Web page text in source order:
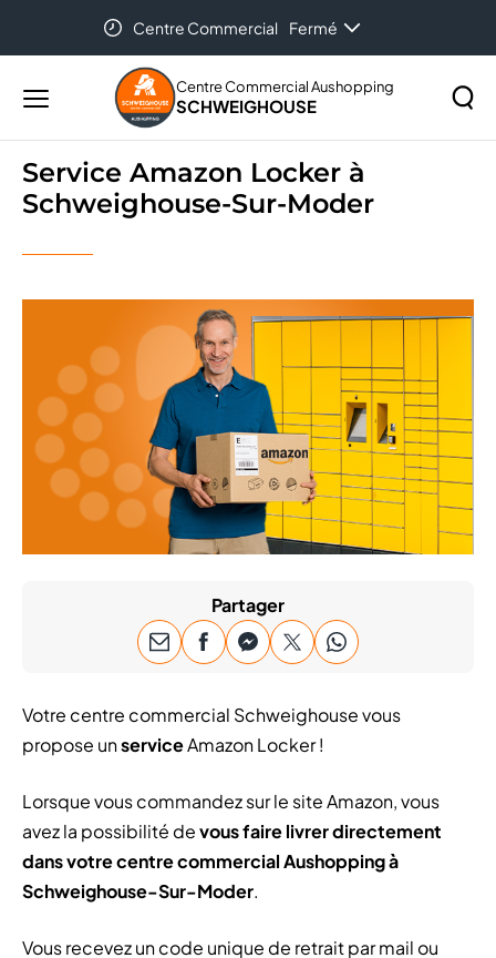
Centre Commercial Fermé
Menu
principal
Centre Commercial Aushopping
SCHWEIGHOUSE
sur
le
...
Service Amazon Locker à Schweighouse-
Service Amazon Locker à
Schweighouse-Sur-Moder
Partager
Votre centre commercial Schweighouse vous
propose unserviceAmazon Locker !
Lorsque vous commandez sur le site Amazon, vous
avez la possibilité devous faire livrer directement
dans votre centre commercial Aushopping à
Schweighouse-Sur-Moder.
Vous recevez un code unique de retrait par mail ou